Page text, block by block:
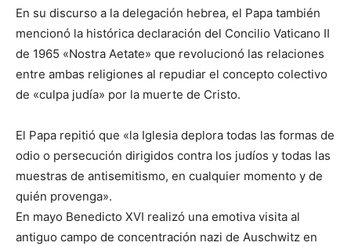
En su discurso a la delegación hebrea, el Papa también
mencionó la histórica declaración del Concilio Vaticano II
de 1965 «Nostra Aetate» que revolucionó las relaciones
entre ambas religiones al repudiar el concepto colectivo
de «culpa judía» por la muerte de Cristo.
El Papa repitió que «la Iglesia deplora todas las formas de
odio o persecución dirigidos contra los judíos y todas las
muestras de antisemitismo, en cualquier momento y de
quién provenga».
En mayo Benedicto XVI realizó una emotiva visita al
antiguo campo de concentración nazi de Auschwitz en